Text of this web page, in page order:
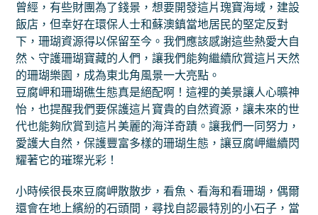
曾經，有些財團為了錢景，想要開發這片瑰寶海域，建設
飯店，但幸好在環保人士和蘇澳鎮當地居民的堅定反對
下，珊瑚資源得以保留至今。我們應該感謝這些熱愛大自
然、守護珊瑚寶藏的人們，讓我們能夠繼續欣賞這片天然
的珊瑚樂園，成為東北角風景一大亮點。
豆腐岬和珊瑚礁生態真是絕配啊！這裡的美景讓人心曠神
怡，也提醒我們要保護這片寶貴的自然資源，讓未來的世
代也能夠欣賞到這片美麗的海洋奇蹟。讓我們一同努力，
愛護大自然，保護豐富多樣的珊瑚生態，讓豆腐岬繼續閃
耀著它的璀璨光彩！
小時候很長來豆腐岬散散步，看魚、看海和看珊瑚，偶爾
還會在地上繽紛的石頭間，尋找自認最特別的小石子，當